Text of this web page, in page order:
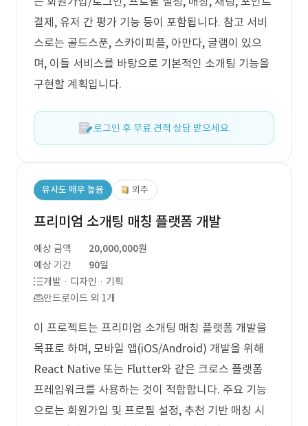
결제, 유저 간 평가 기능 등이 포함됩니다. 참고 서비
스로는 골드스푼, 스카이피플, 아만다, 글램이 있으
며, 이들 서비스를 바탕으로 기본적인 소개팅 기능을
구현할 계획입니다.
로그인 후 무료 견적 상담 받으세요.
유사도 매우 높음 외주
프리미엄 소개팅 매칭 플랫폼 개발
예상 금액
20,000,000원
예상 기간
90일
개발 · 디자인 · 기획
안드로이드 외 1개
이 프로젝트는 프리미엄 소개팅 매칭 플랫폼 개발을
목표로 하며, 모바일 앱(iOS/Android) 개발을 위해
React Native 또는 Flutter와 같은 크로스 플랫폼
프레임워크를 사용하는 것이 적합합니다. 주요 기능
으로는 회원가입 및 프로필 설정, 추천 기반 매칭 시